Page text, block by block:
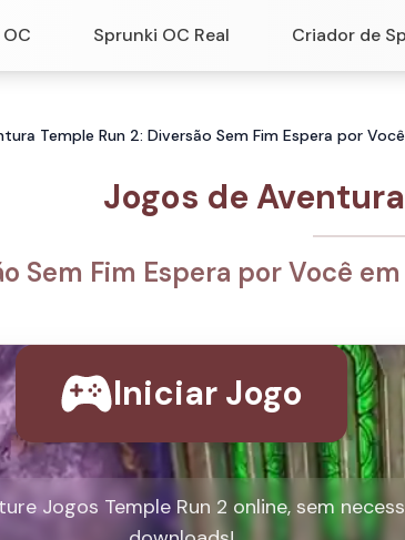
Sprunki OC Real Criador de
Temple Run 2: Diversão Sem Fim Espera por
Jogos de
Sem Fim Espera por Você
Iniciar Jogo
Jogos Temple Run 2 online, sem